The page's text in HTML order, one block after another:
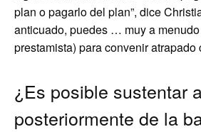
plan o pagarlo del plan”, dice
anticuado, puedes … muy a
prestamista) para convenir atrapado
¿Es posible sustentar
posteriormente de la